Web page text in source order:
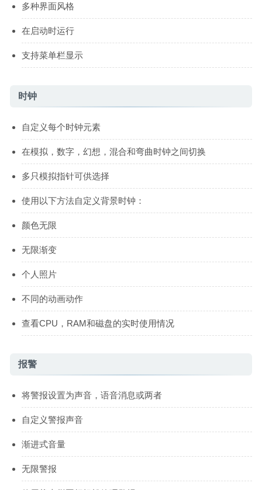
多种界面风格
在启动时运行
支持菜单栏显示
时钟
自定义每个时钟元素
在模拟，数字，幻想，混合和弯曲时钟之间切换
多只模拟指针可供选择
使用以下方法自定义背景时钟：
颜色无限
无限渐变
个人照片
不同的动画动作
查看CPU，RAM和磁盘的实时使用情况
报警
将警报设置为声音，语音消息或两者
自定义警报声音
渐进式音量
无限警报